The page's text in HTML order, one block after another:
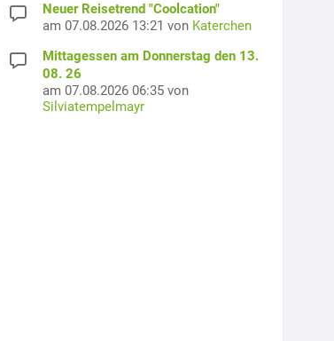
Neuer Reisetrend "Coolcation"
am 07.08.2026 13:21 von Katerchen
Mittagessen am Donnerstag den 13.
08. 26
am 07.08.2026 06:35 von
Silviatempelmayr